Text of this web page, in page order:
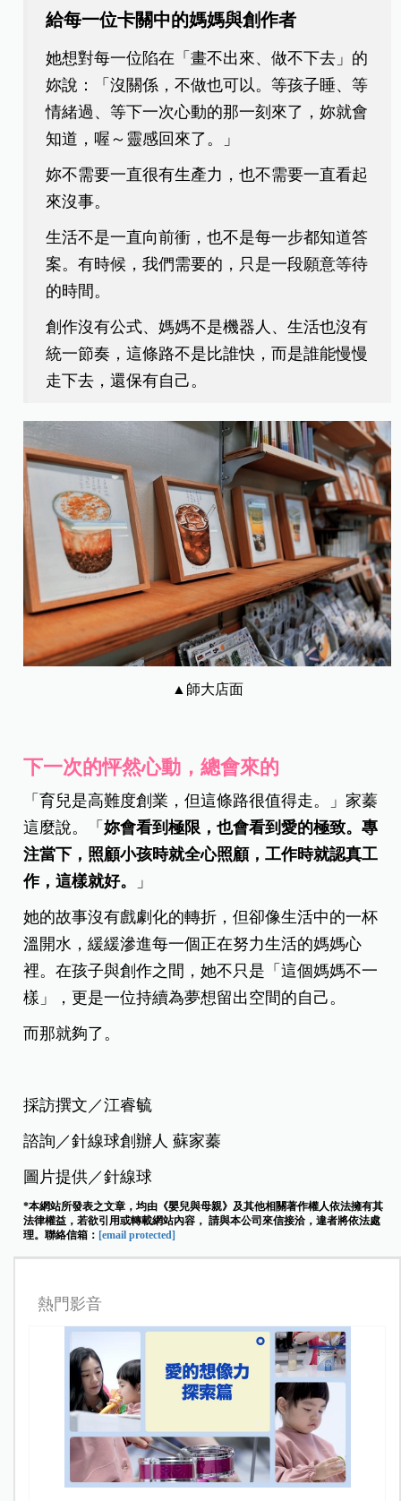
給每一位卡關中的媽媽與創作者
她想對每一位陷在「畫不出來、做不下去」的
妳說：「沒關係，不做也可以。等孩子睡、等
情緒過、等下一次心動的那一刻來了，妳就會
知道，喔～靈感回來了。」
妳不需要一直很有生產力，也不需要一直看起
來沒事。
生活不是一直向前衝，也不是每一步都知道答
案。有時候，我們需要的，只是一段願意等待
的時間。
創作沒有公式、媽媽不是機器人、生活也沒有
統一節奏，這條路不是比誰快，而是誰能慢慢
走下去，還保有自己。
▲師大店面
下一次的怦然心動，總會來的
「育兒是高難度創業，但這條路很值得走。」家蓁
這麼說。「妳會看到極限，也會看到愛的極致。專
注當下，照顧小孩時就全心照顧，工作時就認真工
作，這樣就好。
」
她的故事沒有戲劇化的轉折，但卻像生活中的一杯
溫開水，緩緩滲進每一個正在努力生活的媽媽心
裡。在孩子與創作之間，她不只是「這個媽媽不一
樣」，更是一位持續為夢想留出空間的自己。
而那就夠了。
採訪撰文／江睿毓
諮詢／針線球創辦人 蘇家蓁
圖片提供／針線球
*本網站所發表之文章，均由《嬰兒與母親》及其他相關著作權人依法擁有其
法律權益，若欲引用或轉載網站內容， 請與本公司來信接洽，違者將依法處
理。聯絡信箱： [email protected]
熱門影音